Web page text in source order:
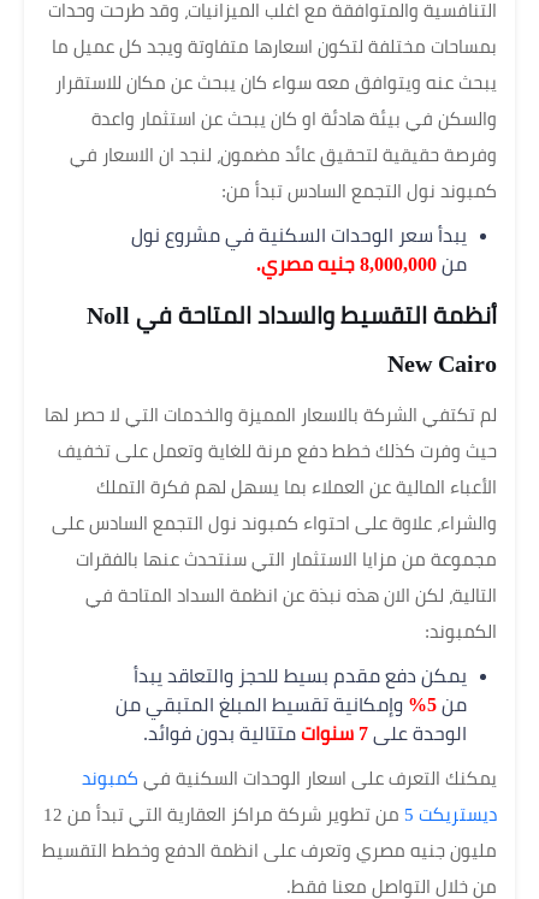
التنافسية والمتوافقة مع اغلب الميزانيات، وقد طرحت وحدات
بمساحات مختلفة لتكون اسعارها متفاوتة ويجد كل عميل ما
يبحث عنه ويتوافق معه سواء كان يبحث عن مكان للاستقرار
والسكن في بيئة هادئة او كان يبحث عن استثمار واعدة
وفرصة حقيقية لتحقيق عائد مضمون، لنجد ان الاسعار في
كمبوند نول التجمع السادس تبدأ من:
يبدأ سعر الوحدات السكنية في مشروع نول
من 8,000,000 جنيه مصري.
أنظمة التقسيط والسداد المتاحة في Noll
New Cairo
لم تكتفي الشركة بالاسعار المميزة والخدمات التي لا حصر لها
حيث وفرت كذلك خطط دفع مرنة للغاية وتعمل على تخفيف
الأعباء المالية عن العملاء بما يسهل لهم فكرة التملك
والشراء، علاوة على احتواء كمبوند نول التجمع السادس على
مجموعة من مزايا الاستثمار التي سنتحدث عنها بالفقرات
التالية، لكن الان هذه نبذة عن انظمة السداد المتاحة في
الكمبوند:
يمكن دفع مقدم بسيط للحجز والتعاقد يبدأ
من 5%
وإمكانية تقسيط المبلغ المتبقي من
الوحدة على 7 سنوات متتالية بدون فوائد.
يمكنك التعرف على اسعار الوحدات السكنية في كمبوند
ديستريكت 5
من تطوير شركة مراكز العقارية التي تبدأ من 12
مليون جنيه مصري وتعرف على انظمة الدفع وخطط التقسيط
من خلال التواصل معنا فقط.